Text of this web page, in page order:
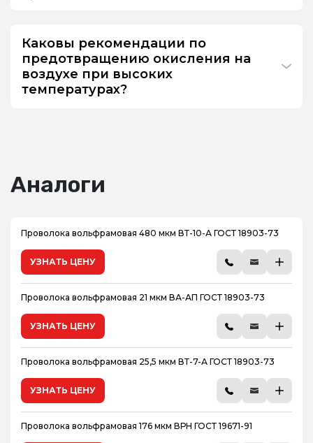
Каковы рекомендации по
предотвращению окисления на
воздухе при высоких
температурах?
Аналоги
Проволока вольфрамовая 480 мкм ВТ-10-А ГОСТ 18903-73
УЗНАТЬ ЦЕНУ
Проволока вольфрамовая 21 мкм ВА-АП ГОСТ 18903-73
УЗНАТЬ ЦЕНУ
Проволока вольфрамовая 25,5 мкм ВТ-7-А ГОСТ 18903-73
УЗНАТЬ ЦЕНУ
Проволока вольфрамовая 176 мкм ВРН ГОСТ 19671-91